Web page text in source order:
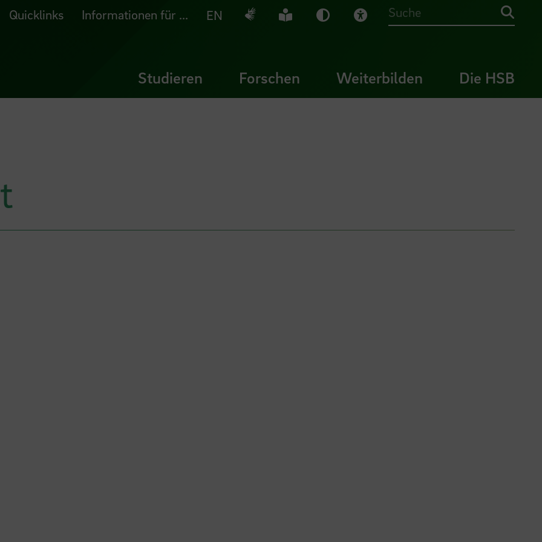
Quicklinks Informationen für ... EN Deutsche Gebärdensprache
Leichte Sprache
Dunkel-Modus
Visuelle Hilfe
Suche
Studieren Forschen Weiterbilden Die HSB